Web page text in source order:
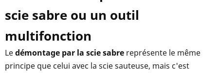
scie sabre ou un outil
multifonction
Ledémontage par la scie sabre représente le même
principe que celui avec la scie sauteuse, mais c'est